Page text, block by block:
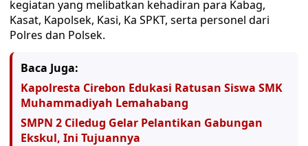
kegiatan yang melibatkan kehadiran para Kabag,
Kasat, Kapolsek, Kasi, Ka SPKT, serta personel dari
Polres dan Polsek.
Baca Juga:
Kapolresta Cirebon Edukasi Ratusan Siswa SMK
Muhammadiyah Lemahabang
SMPN 2 Ciledug Gelar Pelantikan Gabungan
Ekskul, Ini Tujuannya